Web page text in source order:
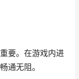
要。在游戏内进
通无阻。